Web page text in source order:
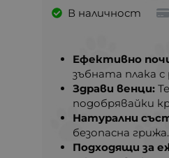
В наличност
Ефективно
зъбната плака
Здрави венци:
подобрявайки
Натурални
безопасна грижа.
Подходящи за